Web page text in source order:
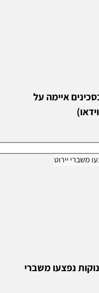
איימה על
נפצעו משברי